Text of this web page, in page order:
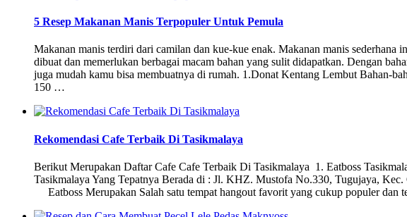
5 Resep Makanan Manis Terpopuler Untuk Pemula
Makanan manis terdiri dari camilan dan kue-kue enak. Makanan manis sederhana
dibuat dan memerlukan berbagai macam bahan yang sulit didapatkan. Dengan
juga mudah kamu bisa membuatnya di rumah. 1.Donat Kentang Lembut Bahan-
150 …
Rekomendasi Cafe Terbaik Di Tasikmalaya
Berikut Merupakan Daftar Cafe Cafe Terbaik Di Tasikmalaya 1. Eatboss
Tasikmalaya Yang Tepatnya Berada di : Jl. KHZ. Mustofa No.330, Tugujaya,
Eatboss Merupakan Salah satu tempat hangout favorit yang cukup populer dan